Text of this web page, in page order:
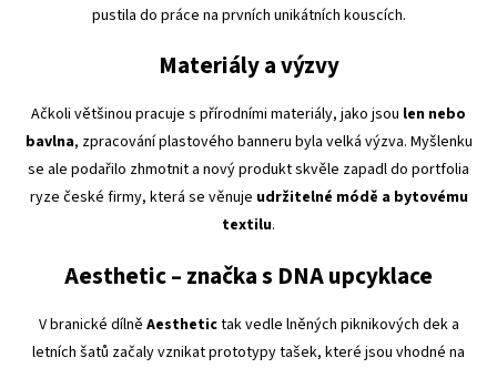
pustila do práce na prvních unikátních kouscích.
Materiály a výzvy
Ačkoli většinou pracuje s přírodními materiály, jako jsou len nebo
bavlna, zpracování plastového banneru byla velká výzva. Myšlenku
se ale podařilo zhmotnit a nový produkt skvěle zapadl do portfolia
ryze české firmy, která se věnuje udržitelné módě a bytovému
textilu.
Aesthetic – značka s DNA upcyklace
V branické dílně Aesthetictak vedle lněných piknikových dek a
letních šatů začaly vznikat prototypy tašek, které jsou vhodné na